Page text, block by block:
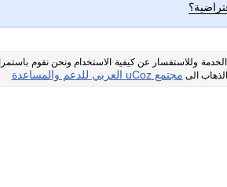
وللاستفسار عن كيفية الاستخدام ونحن نقوم
الى مجتمع uCoz العربي للدعم والمساعدة